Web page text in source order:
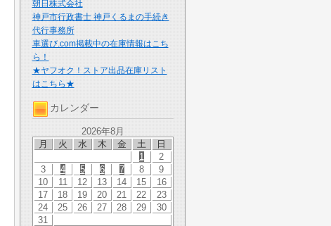
朝日株式会社
神戸市行政書士 神戸くるまの手続き
代行事務所
車選び.com掲載中の在庫情報はこち
ら！
★ヤフオク！ストア出品在庫リスト
はこちら★
カレンダー
2026年8月
月
火 水 木 金 土 日
1
2
3
4 5 6 7 8
9
10
11 12 13 14 15
16
17
18 19 20 21 22
23
24
25 26 27 28 29
30
31